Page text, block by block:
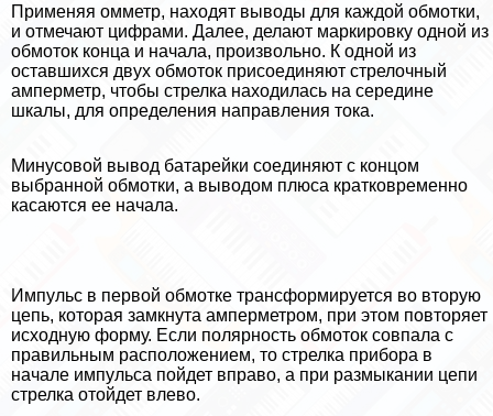
Применяя омметр, находят выводы для каждой обмотки,
и отмечают цифрами. Далее, делают маркировку одной из
обмоток конца и начала, произвольно. К одной из
оставшихся двух обмоток присоединяют стрелочный
амперметр, чтобы стрелка находилась на середине
шкалы, для определения направления тока.
Минусовой вывод батарейки соединяют с концом
выбранной обмотки, а выводом плюса кратковременно
касаются ее начала.
Импульс в первой обмотке трaнcформируется во вторую
цепь, которая замкнута амперметром, при этом повторяет
исходную форму. Если полярность обмоток совпала с
правильным расположением, то стрелка прибора в
начале импульса пойдет вправо, а при размыкании цепи
стрелка отойдет влево.